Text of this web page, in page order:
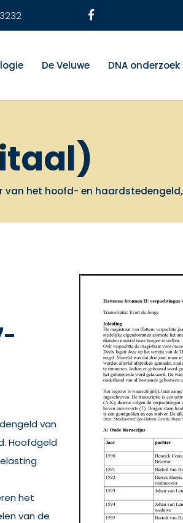
De Veluwe DNA onderzoek
van het hoofd- en
van
Hoofdgeld
het
van de